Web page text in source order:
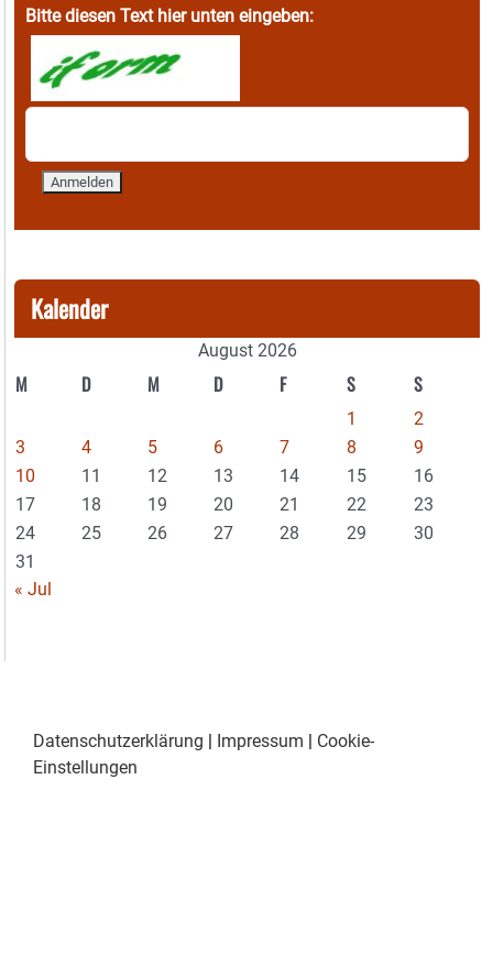
Bitte diesen Text hier unten eingeben:
Kalender
August 2026
M D M D F S S
1
2
3
4 5 6 7 8
9
10
11 12 13 14 15
16
17
18 19 20 21 22
23
24
25 26 27 28 29
30
31
« Jul
Datenschutzerklärung Impressum
Cookie-
Einstellungen